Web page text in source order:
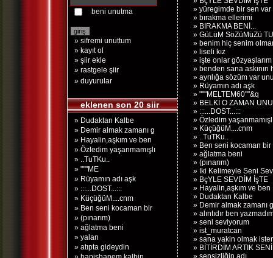
beni unutma
» sifremi unuttum
» kayıt ol
» şiir ekle
» rastgele şiir
» duyurular
eklenen son 20 siir
» Dudaktan Kalbe
» Demir almak zamanı g
» Hayalin,aşkım ve ben
» Özledim yaşanmamışlı
» ..TuTKu..
» """ME
» Rüyamın adı aşk
» :::...DOST...:::
» KüçüğüM....cnm
» Ben seni kocaman bir
» (pınarım)
» ağlatma beni
» yalan
» atıpta gideydin
» yüregimde bir sen var
» bırakma ellerimi
» BIRAKMA BENİ...
» GüLüM SöZüMüZü
» benim hiç senim
» liseli kız
» işte onlar gözyaşlarım
» benden sana askının
» ayrılığa sözüm var
» Rüyamın adı aşk
» """MELTEM60""&q
» BELKİ O ZAMAN
» :::...DOST...:::
» Özledim
» KüçüğüM....cnm
» ..TuTKu..
» Ben seni kocaman
» ağlatma beni
» (pınarım)
» Iki Kelimeyle Seni
» BçYLE SEVDİM İşTE
» Hayalin,aşkım ve ben
» Dudaktan Kalbe
» Demir almak zamanı
» alıntıdır ben
» seni seviyorum
» ist_muratcan
» sana yakin olmak
» BİTİRDİM ARTIK SENİ